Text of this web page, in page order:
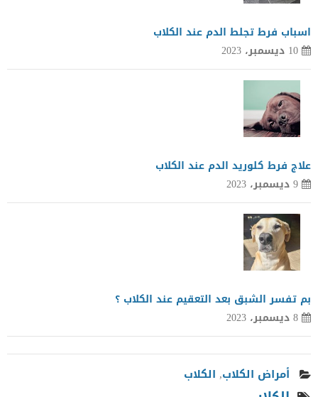
اسباب فرط تجلط الدم عند الكلاب
10 ديسمبر، 2023
علاج فرط كلوريد الدم عند الكلاب
9 ديسمبر، 2023
بم تفسر الشبق بعد التعقيم عند الكلاب ؟
8 ديسمبر، 2023
أمراض الكلاب, الكلاب